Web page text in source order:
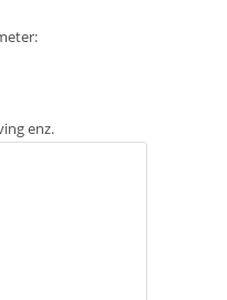
enz.